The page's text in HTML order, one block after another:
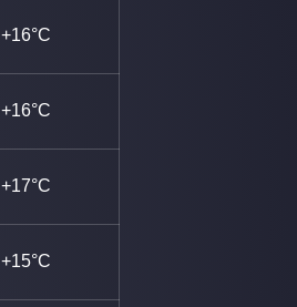
+16°C
+16°C
+17°C
+15°C